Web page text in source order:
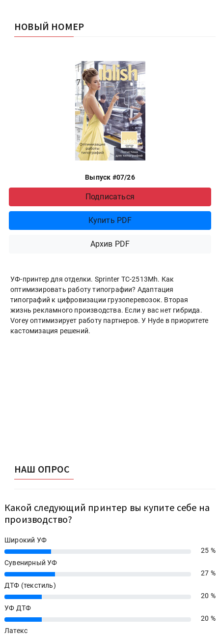
НОВЫЙ НОМЕР
Выпуск #07/26
Подписаться
Купить PDF
Архив PDF
УФ-принтер для отделки. Sprinter ТС-2513Mh. Как
оптимизировать работу типографии? Адаптация
типографий к цифровизации грузоперевозок. Вторая
жизнь рекламного производства. Если у вас нет гибрида.
Vorey оптимизирует работу партнеров. У Hyde в приоритете
кастомизация решений.
НАШ ОПРОС
Какой следующий принтер вы купите себе на
производство?
Широкий УФ
25%
25 %
Сувенирный УФ
27%
27 %
ДТФ (текстиль)
20%
20 %
УФ ДТФ
20%
20 %
Латекс